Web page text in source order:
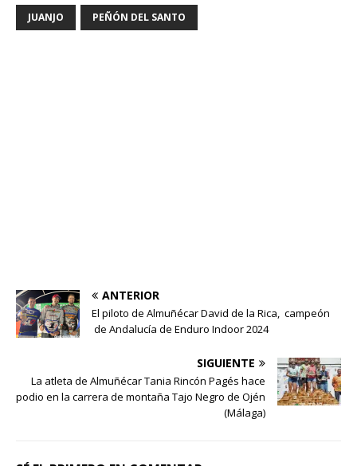
JUANJO PEÑÓN DEL SANTO
ANTERIOR
El piloto de Almuñécar David de la Rica, campeón
de Andalucía de Enduro Indoor 2024
SIGUIENTE
La atleta de Almuñécar Tania Rincón Pagés hace
podio en la carrera de montaña Tajo Negro de Ojén
(Málaga)